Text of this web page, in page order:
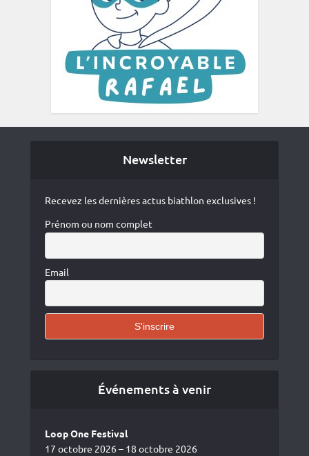
Newsletter
Recevez les dernières actus biathlon exclusives !
Prénom ou nom complet
Email
Événements à venir
Loop One Festival
17 octobre 2026 – 18 octobre 2026